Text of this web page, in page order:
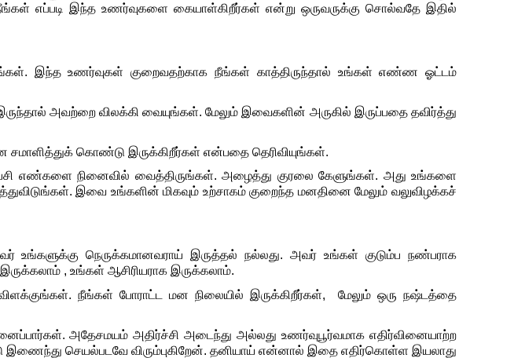
எப்படி இந்த உணர்வுகளை கையாள்கிறீர்கள் என்று ஒருவருக்கு சொல்வதே இதில்
. இந்த உணர்வுகள் குறைவதற்காக நீங்கள் காத்திருந்தால் உங்கள் எண்ண ஓட்டம்
அவற்றை விலக்கி வையுங்கள். மேலும் இவைகளின் அருகில் இருப்பதை தவிர்த்து
சமாளித்துக் கொண்டு இருக்கிறீர்கள் என்பதை தெரிவியுங்கள்.
எண்களை நினைவில் வைத்திருங்கள். அழைத்து குரலை கேளுங்கள். அது உங்களை
இவை உங்களின் மிகவும் உற்சாகம் குறைந்த மனதினை மேலும் வலுவிழக்கச்
உங்களுக்கு நெருக்கமானவராய் இருத்தல் நல்லது. அவர் உங்கள் குடும்ப நண்பராக
இருக்கலாம் , உங்கள் ஆசிரியராக இருக்கலாம்.
. நீங்கள் போராட்ட மன நிலையில் இருக்கிறீர்கள், மேலும் ஒரு நஷ்டத்தை
. அதேசமயம் அதிர்ச்சி அடைந்து அல்லது உணர்வுபூர்வமாக எதிர்வினையாற்ற
இணைந்து செயல்படவே விரும்புகிறேன். தனியாய் என்னால் இதை எதிர்கொள்ள இயலாது